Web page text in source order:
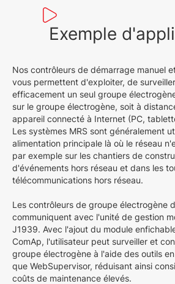
Exemple
Nos contrôleurs de démarrage manuel
vous permettent d'exploiter, de
efficacement un seul groupe
sur le groupe électrogène, soit à
appareil connecté à Internet (PC,
Les systèmes MRS sont généralement
alimentation principale là où le réseau
par exemple sur les chantiers de
d'événements hors réseau et dans les
télécommunications hors réseau.
Les contrôleurs de groupe électrogène
communiquent avec l'unité de gestion
J1939. Avec l'ajout du module
ComAp, l'utilisateur peut surveiller et
groupe électrogène à l'aide des outils
que WebSupervisor, réduisant ainsi
coûts de maintenance élevés.